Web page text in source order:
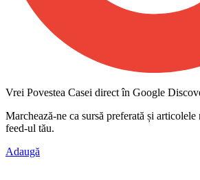
Vrei Povestea Casei direct în Google
Marchează-ne ca sursă preferată și articolele
feed-ul tău.
Adaugă